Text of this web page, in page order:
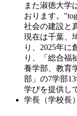
また淑徳大学
おります。
社会の建設と
現在は千葉、
り、2025年に
り、「総合福
養学部、教育
部」の7学部
学びを提供し
学長（学校長）